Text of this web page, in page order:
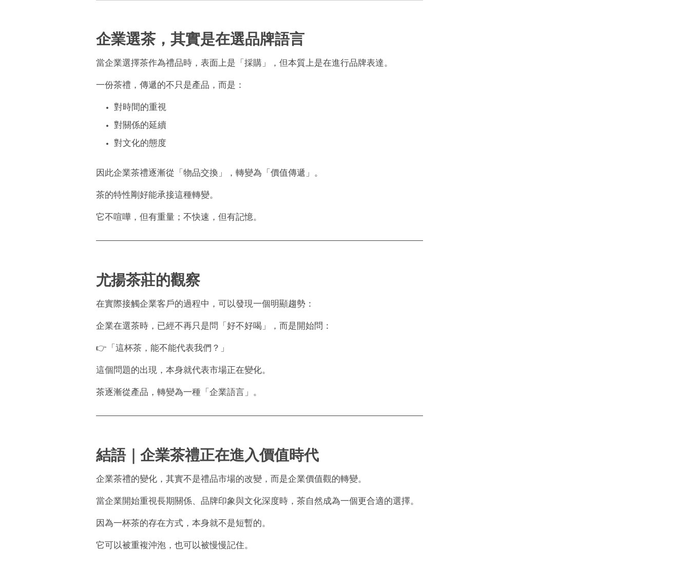
企業選茶，其實是在選品牌語言
當企業選擇茶作為禮品時，表面上是「採購」，但本質上是在進行品牌表達。
一份茶禮，傳遞的不只是產品，而是：
對時間的重視
對關係的延續
對文化的態度
因此企業茶禮逐漸從「物品交換」，轉變為「價值傳遞」。
茶的特性剛好能承接這種轉變。
它不喧嘩，但有重量；不快速，但有記憶。
尤揚茶莊的觀察
在實際接觸企業客戶的過程中，可以發現一個明顯趨勢：
企業在選茶時，已經不再只是問「好不好喝」，而是開始問：
👉「這杯茶，能不能代表我們？」
這個問題的出現，本身就代表市場正在變化。
茶逐漸從產品，轉變為一種「企業語言」。
結語｜企業茶禮正在進入價值時代
企業茶禮的變化，其實不是禮品市場的改變，而是企業價值觀的轉變。
當企業開始重視長期關係、品牌印象與文化深度時，茶自然成為一個更合適的選擇。
因為一杯茶的存在方式，本身就不是短暫的。
它可以被重複沖泡，也可以被慢慢記住。